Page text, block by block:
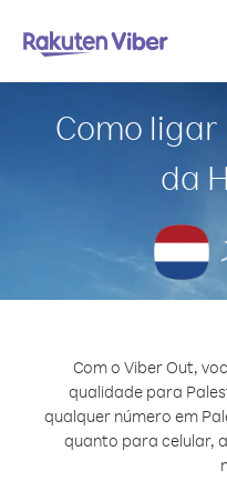
Como
da
Com o Viber Out,
qualidade para
qualquer número em
quanto para celular,